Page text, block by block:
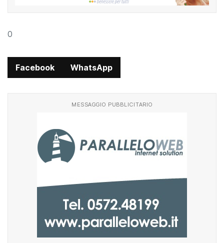
0
Facebook WhatsApp
MESSAGGIO PUBBLICITARIO